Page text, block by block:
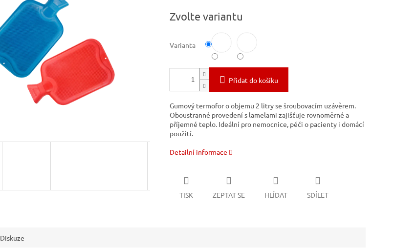
cena:
Zvolte variantu
Varianta
Přidat do košíku
Gumový termofor o objemu 2 litry se šroubovacím uzávěrem.
Oboustranné provedení s lamelami zajišťuje rovnoměrné a
příjemné teplo. Ideální pro nemocnice, péči o pacienty i domácí
použití.
Detailní informace
TISK ZEPTAT SE HLÍDAT SDÍLET
Diskuze